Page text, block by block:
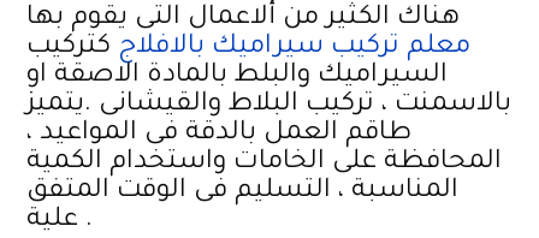
هناك الكثير من ألاعمال التى يقوم بها
معلم تركيب سيراميك بالافلاج كتركيب
السيراميك والبلط بالمادة الاصقة او
بالاسمنت ، تركيب البلاط والقيشانى .يتميز
طاقم العمل بالدقة فى المواعيد ،
المحافظة على الخامات واستخدام الكمية
المناسبة ، التسليم فى الوقت المتفق
علية .